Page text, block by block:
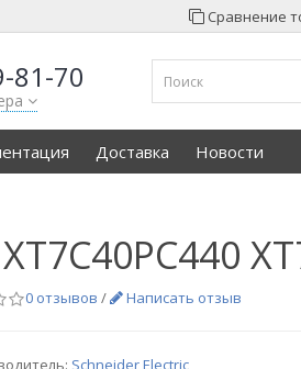
Сравнение
81-70
Доставка Новости
0 отзывов / Написать отзыв
Sсhneider Electric